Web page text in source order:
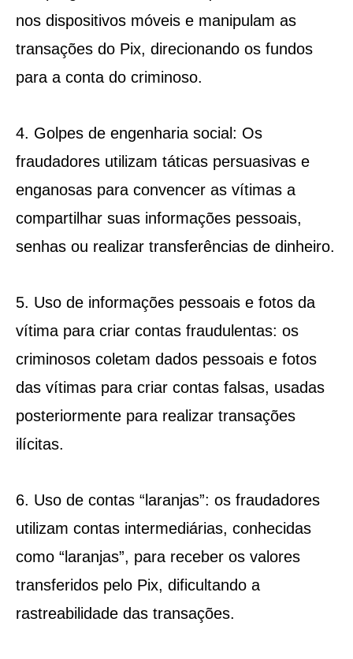
nos dispositivos móveis e manipulam as
transações do Pix, direcionando os fundos
para a conta do criminoso.
4. Golpes de engenharia social: Os
fraudadores utilizam táticas persuasivas e
enganosas para convencer as vítimas a
compartilhar suas informações pessoais,
senhas ou realizar transferências de dinheiro.
5. Uso de informações pessoais e fotos da
vítima para criar contas fraudulentas: os
criminosos coletam dados pessoais e fotos
das vítimas para criar contas falsas, usadas
posteriormente para realizar transações
ilícitas.
6. Uso de contas “laranjas”: os fraudadores
utilizam contas intermediárias, conhecidas
como “laranjas”, para receber os valores
transferidos pelo Pix, dificultando a
rastreabilidade das transações.